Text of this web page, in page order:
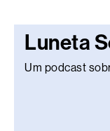
Luneta
Um podcast